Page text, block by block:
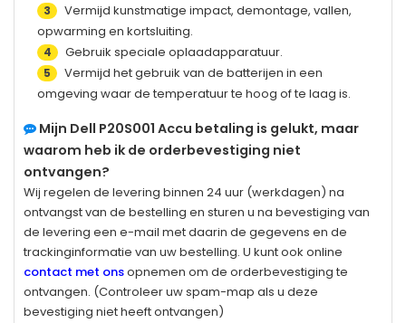
3
Vermijd kunstmatige impact, demontage, vallen,
opwarming en kortsluiting.
4 Gebruik speciale oplaadapparatuur.
5
Vermijd het gebruik van de batterijen in een
omgeving waar de temperatuur te hoog of te laag is.
Mijn Dell P20S001 Accu betaling is gelukt, maar
waarom heb ik de orderbevestiging niet
ontvangen?
Wij regelen de levering binnen 24 uur (werkdagen) na
ontvangst van de bestelling en sturen u na bevestiging van
de levering een e-mail met daarin de gegevens en de
trackinginformatie van uw bestelling. U kunt ook online
contact met onsopnemen om de orderbevestiging te
ontvangen. (Controleer uw spam-map als u deze
bevestiging niet heeft ontvangen)